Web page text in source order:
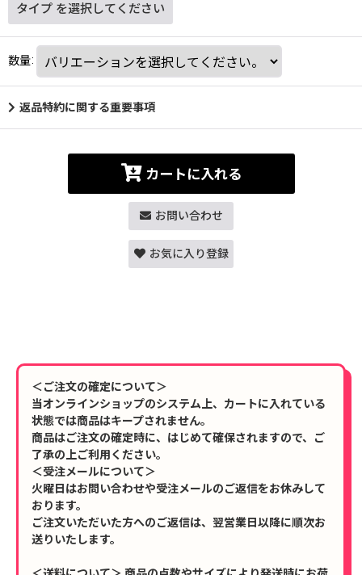
タイプ を選択してください
数量:
返品特約に関する重要事項
カートに入れる
お問い合わせ
お気に入り登録
＜ご注文の確定について＞
当オンラインショップのシステム上、カートに入れている
状態では商品はキープされません。
商品はご注文の確定時に、はじめて確保されますので、ご
了承の上ご利用ください。
＜受注メールについて＞
火曜日はお問い合わせや受注メールのご返信をお休みして
おります。
ご注文いただいた方へのご返信は、翌営業日以降に順次お
送りいたします。